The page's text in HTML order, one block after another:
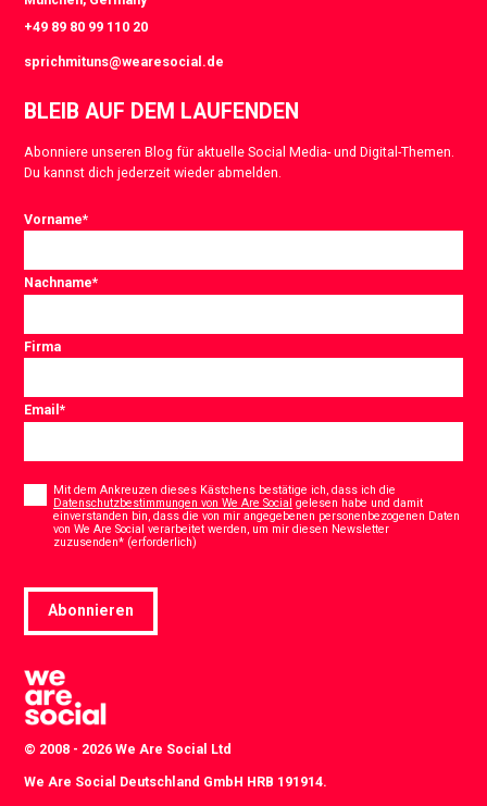
+49 89 80 99 110 20
sprichmituns@wearesocial.de
BLEIB AUF DEM LAUFENDEN
Abonniere unseren Blog für aktuelle Social Media- und Digital-Themen.
Du kannst dich jederzeit wieder abmelden.
Vorname*
Nachname*
Firma
Email*
Mit dem Ankreuzen dieses Kästchens bestätige ich, dass ich die
Datenschutzbestimmungen von We Are Social gelesen habe und damit
einverstanden bin, dass die von mir angegebenen personenbezogenen Daten
von We Are Social verarbeitet werden, um mir diesen Newsletter
zuzusenden* (erforderlich)
Abonnieren
© 2008 - 2026 We Are Social Ltd
We Are Social Deutschland GmbH HRB 191914.